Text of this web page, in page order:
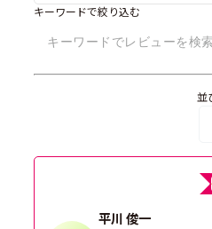
キーワードで絞り込む
並
平川 俊一